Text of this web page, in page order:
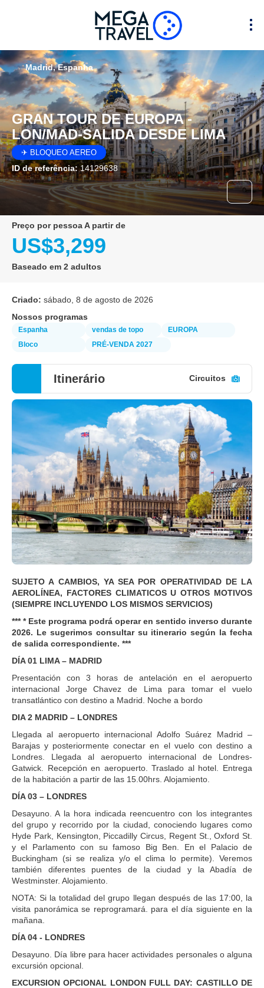
GRAN TOUR DE EUROPA -
LON/MAD-SALIDA DESDE LIMA
✈ BLOQUEO AEREO
ID de referência:14129638
Madrid, Espanha
preço por pessoa A partir de
US$3,299
Baseado em 2 adultos
Criado: sábado, 8 de agosto de 2026
Nossos programas
Espanha vendas de topo
EUROPA
Bloco
PRÉ-VENDA 2027
Itinerário Circuitos
SUJETO A CAMBIOS, YA SEA POR OPERATIVIDAD DE LA
AEROLÍNEA, FACTORES CLIMATICOS U OTROS MOTIVOS
(SIEMPRE INCLUYENDO LOS MISMOS SERVICIOS)
*** * Este programa podrá operar en sentido inverso durante
2026. Le sugerimos consultar su itinerario según la fecha
de salida correspondiente. ***
DÍA 01 LIMA – MADRID
Presentación con 3 horas de antelación en el aeropuerto
internacional Jorge Chavez de Lima para tomar el vuelo
transatlántico con destino a Madrid. Noche a bordo
DIA 2 MADRID – LONDRES
Llegada al aeropuerto internacional Adolfo Suárez Madrid –
Barajas y posteriormente conectar en el vuelo con destino a
Londres. Llegada al aeropuerto internacional de Londres-
Gatwick. Recepción en aeropuerto. Traslado al hotel. Entrega
de la habitación a partir de las 15.00hrs. Alojamiento.
DÍA 03 – LONDRES
Desayuno. A la hora indicada reencuentro con los integrantes
del grupo y recorrido por la ciudad, conociendo lugares como
Hyde Park, Kensington, Piccadilly Circus, Regent St., Oxford St.
y el Parlamento con su famoso Big Ben. En el Palacio de
Buckingham (si se realiza y/o el clima lo permite). Veremos
también diferentes puentes de la ciudad y la Abadía de
Westminster. Alojamiento.
NOTA: Si la totalidad del grupo llegan después de las 17:00, la
visita panorámica se reprogramará. para el día siguiente en la
mañana.
DÍA 04 - LONDRES
Desayuno. Día libre para hacer actividades personales o alguna
excursión opcional.
EXCURSION OPCIONAL LONDON FULL DAY: CASTILLO DE